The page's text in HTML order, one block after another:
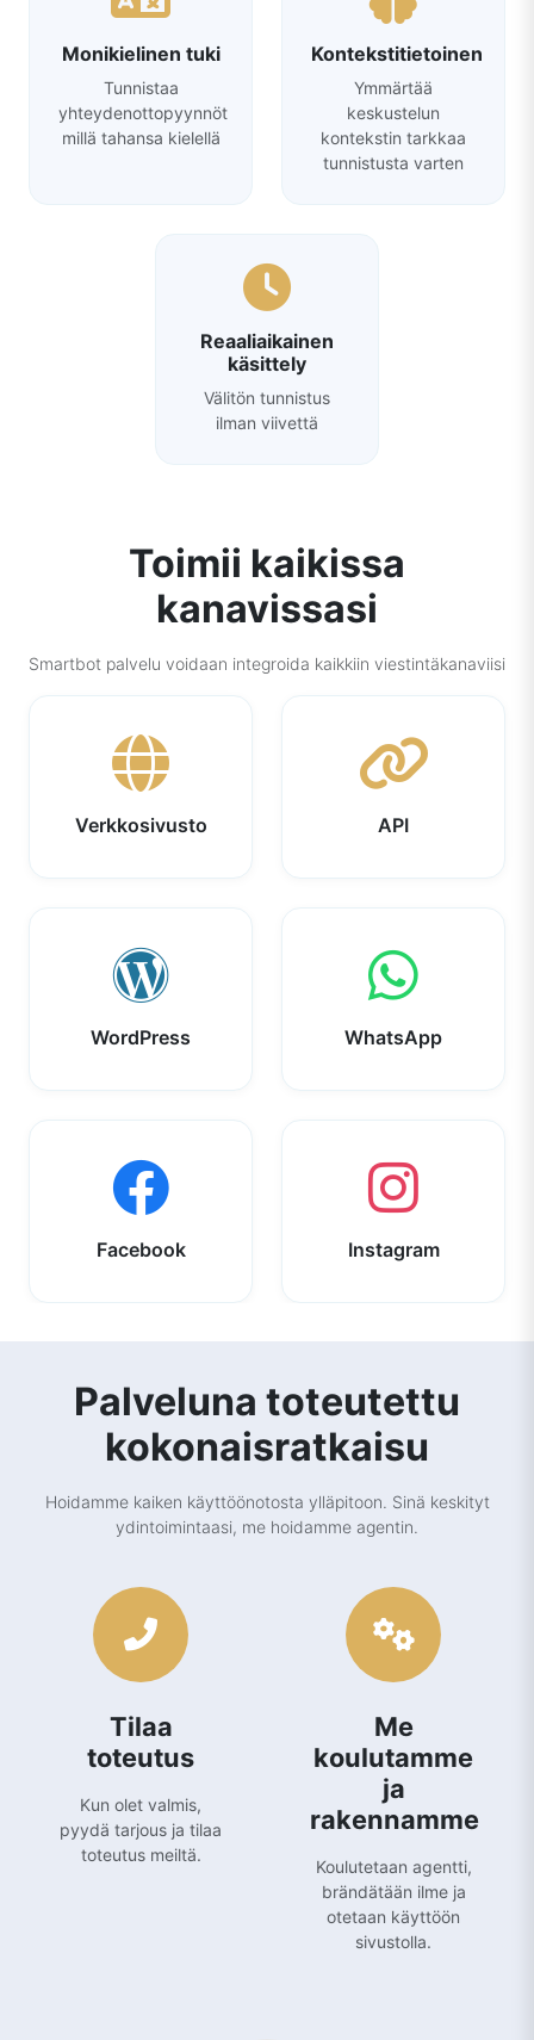
Monikielinen tuki
Tunnistaa
yhteydenottopyynnöt
millä tahansa kielellä
Kontekstitietoinen
Ymmärtää
keskustelun
kontekstin tarkkaa
tunnistusta varten
Reaaliaikainen
käsittely
Välitön tunnistus
ilman viivettä
Toimii kaikissa
kanavissasi
Smartbot palvelu voidaan integroida kaikkiin viestintäkanaviisi
Verkkosivusto API
WordPress WhatsApp
Facebook Instagram
Palveluna toteutettu
kokonaisratkaisu
Hoidamme kaiken käyttöönotosta ylläpitoon. Sinä keskityt
ydintoimintaasi, me hoidamme agentin.
Tilaa
toteutus
Kun olet valmis,
pyydä tarjous ja tilaa
toteutus meiltä.
Me
koulutamme
ja
rakennamme
Koulutetaan agentti,
brändätään ilme ja
otetaan käyttöön
sivustolla.